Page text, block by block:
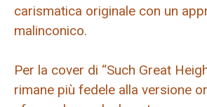
carismatica originale con un
malinconico.
Per la cover di “Such Great
rimane più fedele alla versione